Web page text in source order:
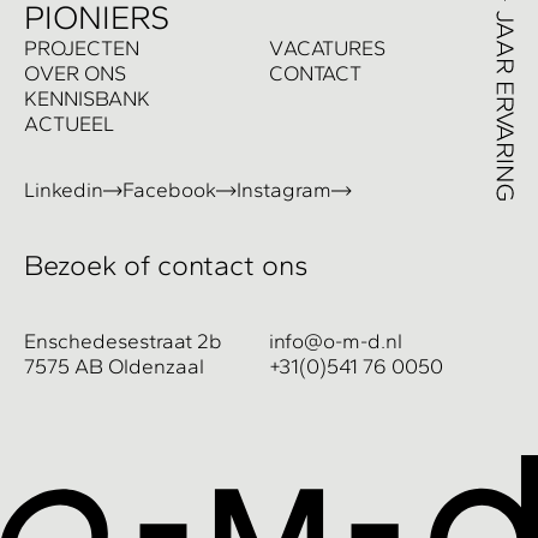
PIONIERS
PROJECTEN
OVER ONS
KENNISBANK
ACTUEEL
VACATURES
CONTACT
Bezoek of contact ons
Linkedin Facebook Instagram
Enschedesestraat 2b
7575 AB Oldenzaal
info@o-m-d.nl
+31(0)541 76 0050